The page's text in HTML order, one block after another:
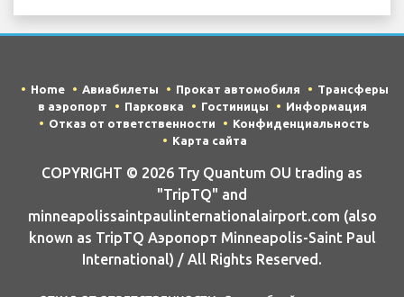
Home Авиабилеты Прокат автомобиля
Трансферы
в аэропорт
Парковка Гостиницы
Информация
Отказ от ответственности
Конфиденциальность
Карта сайта
COPYRIGHT © 2026 Try Quantum OU trading as
"TripTQ" and
minneapolissaintpaulinternationalairport.com (also
known as TripTQ Аэропорт Minneapolis-Saint Paul
International) / All Rights Reserved.